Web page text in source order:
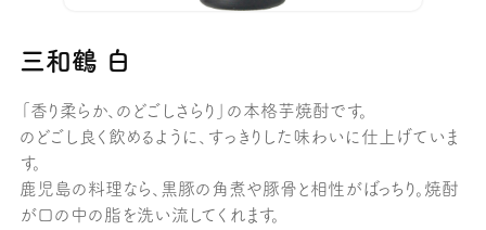
三和鶴 白
「香り柔らか、のどごしさらり」の本格芋焼酎です。
のどごし良く飲めるように、すっきりした味わいに仕上げていま
す。
鹿児島の料理なら、黒豚の角煮や豚骨と相性がばっちり。焼酎
が口の中の脂を洗い流してくれます。